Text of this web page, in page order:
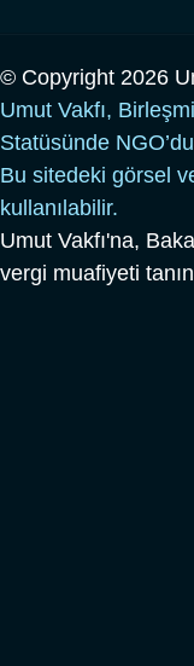
© Copyright 2026
Umut Vakfı,
Statüsünde
Bu sitedeki görsel
kullanılabilir.
Umut Vakfı'na,
vergi muafiyeti